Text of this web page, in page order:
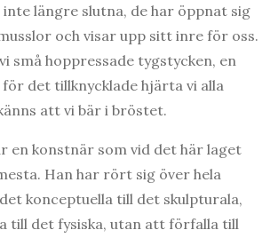
inte längre slutna, de har öppnat sig
och visar upp sitt inre för oss.
små hoppressade tygstycken, en
för det tillknycklade hjärta vi alla
att vi bär i bröstet.
en konstnär som vid det här laget
Han har rört sig över hela
konceptuella till det skulpturala,
till det fysiska, utan att förfalla till